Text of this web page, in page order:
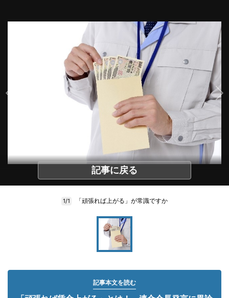
記事に戻る
1/1 「頑張れば上がる」が常識ですか
記事本文を読む